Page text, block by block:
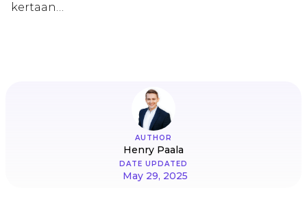
kertaan…
AUTHOR
Henry Paala
DATE UPDATED
May 29, 2025